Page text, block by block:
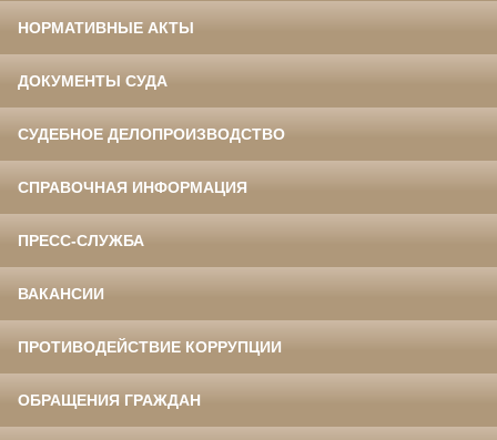
НОРМАТИВНЫЕ АКТЫ
ДОКУМЕНТЫ СУДА
СУДЕБНОЕ ДЕЛОПРОИЗВОДСТВО
СПРАВОЧНАЯ ИНФОРМАЦИЯ
ПРЕСС-СЛУЖБА
ВАКАНСИИ
ПРОТИВОДЕЙСТВИЕ КОРРУПЦИИ
ОБРАЩЕНИЯ ГРАЖДАН